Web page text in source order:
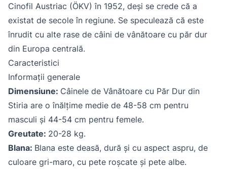
Cinofil Austriac (ÖKV) în 1952, deși se crede că a
existat de secole în regiune. Se speculează că este
înrudit cu alte rase de câini de vânătoare cu păr dur
din Europa centrală.
Caracteristici
Informații generale
Dimensiune: Câinele de Vânătoare cu Păr Dur din
Stiria are o înălțime medie de 48-58 cm pentru
masculi și 44-54 cm pentru femele.
Greutate: 20-28 kg.
Blana: Blana este deasă, dură și cu aspect aspru, de
culoare gri-maro, cu pete roșcate și pete albe.